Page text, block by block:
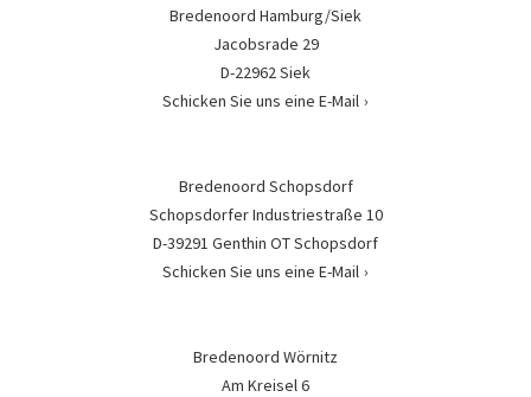
Bredenoord Hamburg/Siek
Jacobsrade 29
D-22962 Siek
Schicken Sie uns eine E-Mail
Bredenoord Schopsdorf
Schopsdorfer Industriestraße 10
D-39291 Genthin OT Schopsdorf
Schicken Sie uns eine E-Mail
Bredenoord Wörnitz
Am Kreisel 6